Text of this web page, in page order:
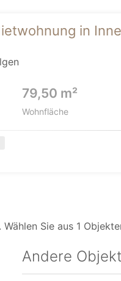
in
79,50 m²
Wohnfläche
Sie aus 1
Andere